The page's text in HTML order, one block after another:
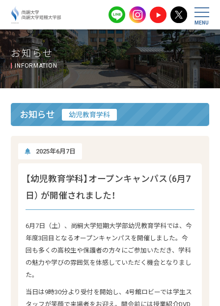
尚絅大学・尚
お知らせ
INFORMATION
お知らせ 幼児教育学科
2025年6月7日
【幼児教育学科】オープンキャンパス（6月7
日） が開催されました！
6月7日（土）、尚絅大学短期大学部幼児教育学科では、今
年度3回目となるオープンキャンパスを開催しました。今
回も多くの高校生や保護者の方々にご参加いただき、学科
の魅力や学びの雰囲気を体感していただく機会となりまし
た。
当日は9時30分より受付を開始し、4号館ロビーでは学生ス
タッフが笑顔で来場者をお迎え。開会前には授業紹介DVD